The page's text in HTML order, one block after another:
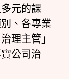
元的課
、各專業
理主管」
公司治